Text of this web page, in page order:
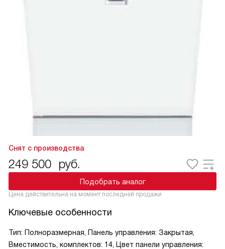
Снят с производства
249 500 руб.
Подобрать аналог
Цена действительна на момент последней продажи
Ключевые особенности
Тип: Полноразмерная, Панель управления: Закрытая,
Вместимость, комплектов: 14, Цвет панели управления: